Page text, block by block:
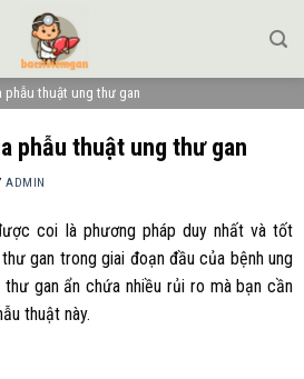
phẫu thuật ung thư gan
phẫu thuật ung thư gan
ADMIN
coi là phương pháp duy nhất và tốt
gan trong giai đoạn đầu của bệnh ung
gan ẩn chứa nhiều rủi ro mà bạn cần
thuật này.